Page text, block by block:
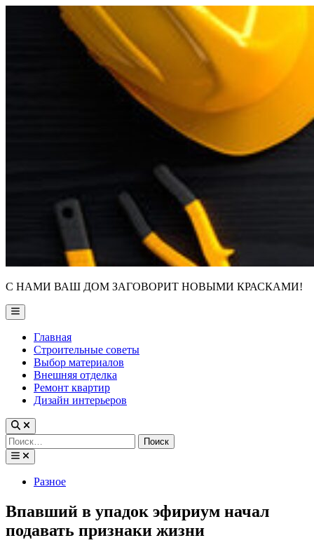
С НАМИ ВАШ ДОМ ЗАГОВОРИТ НОВЫМИ КРАСКАМИ!
Main
Menu
Главная
Строительные советы
Выбор материалов
Внешняя отделка
Ремонт квартир
Дизайн интерьеров
Найти:
PostedРазное
Впавший в упадок эфириум начал
подавать признаки жизни